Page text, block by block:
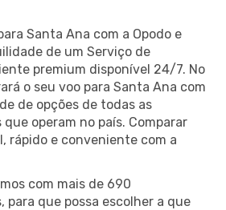
Santa Ana com a Opodo e
de um Serviço de
premium disponível 24/7. No
o seu voo para Santa Ana com
de opções de todas as
operam no país. Comparar
rápido e conveniente com a
com mais de 690
para que possa escolher a que